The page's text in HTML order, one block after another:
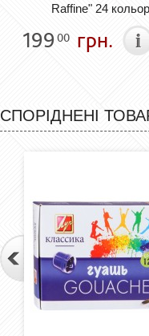
Raffine" 24
19900 грн.
СПОРІДНЕНІ